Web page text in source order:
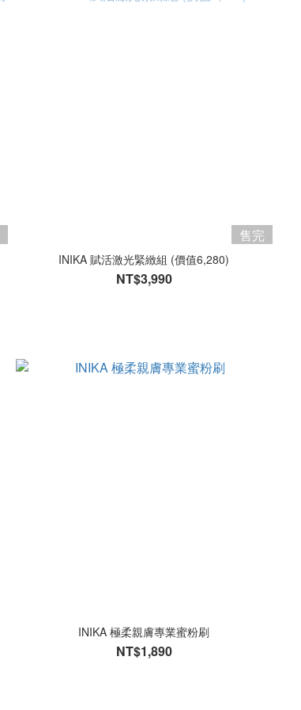
售完
INIKA 賦活激光緊緻組 (價值6,280)
NT$3,990
INIKA 極柔親膚專業蜜粉刷
NT$1,890